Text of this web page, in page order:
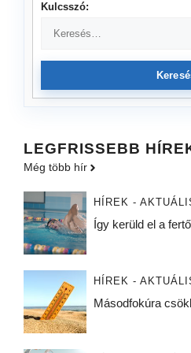
Kulcsszó:
LEGFRISSEBB
Még több hír
HÍREK -
Így kerüld el a
HÍREK -
Másodfokúra